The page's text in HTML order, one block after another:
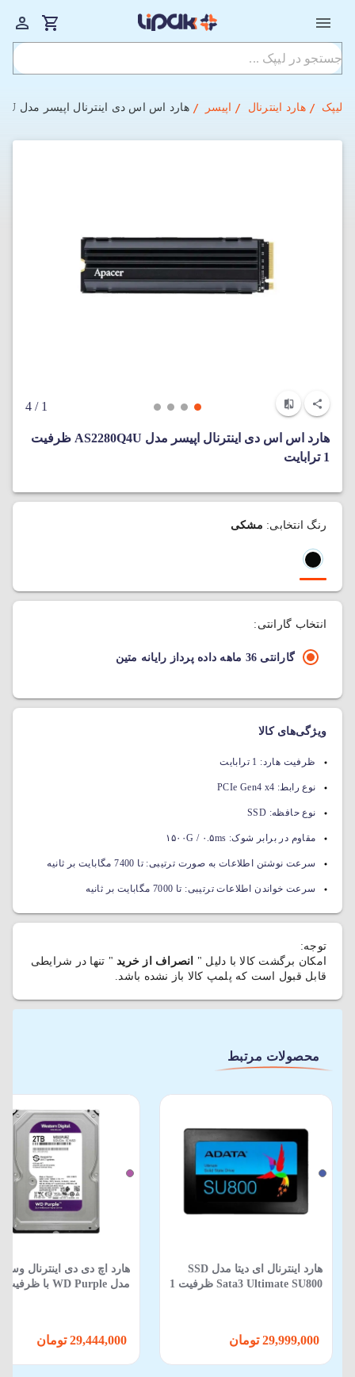
لیپک هارد اینترنال اپیسر هارد اس اس دی اینترنال اپیسر مدل AS2280Q4U ظرفیت 1 ترابایت
1
/ 4
هارد اس اس دی اینترنال اپیسر مدل AS2280Q4U ظرفیت
1 ترابایت
رنگ انتخابی: مشکی
انتخاب گارانتی:
گارانتی 36 ماهه داده پرداز رایانه متین
ویژگی‌های کالا
ظرفیت هارد: 1 ترابایت
نوع رابط: PCIe Gen4 x4
نوع حافظه: SSD
مقاوم در برابر شوک: ۱۵۰۰G / ۰.۵ms
سرعت نوشتن اطلاعات به صورت ترتیبی: تا 7400 مگابایت بر ثانیه
سرعت خواندن اطلاعات ترتیبی: تا 7000 مگابایت بر ثانیه
توجه:
امکان برگشت کالا با دلیل "
انصراف از خرید " تنها در شرایطی
قابل قبول است که پلمپ کالا باز نشده باشد.
محصولات مرتبط
هارد اینترنال ای دیتا مدل SSD
Sata3 Ultimate SU800 ظرفیت 1
هارد اچ دی دی اینترنال